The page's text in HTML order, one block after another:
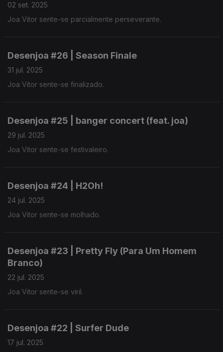
02 set. 2025
Joa Vitor sente-se parcialmente perseverante.
Desenjoa #26 | Season Finale
31 jul. 2025
Joa Vitor sente-se finalizado.
Desenjoa #25 | banger concert (feat. joa)
29 jul. 2025
Joa Vitor sente-se festivaleiro.
Desenjoa #24 | H2Oh!
24 jul. 2025
Joa Vitor sente-se molhado.
Desenjoa #23 | Pretty Fly (Para Um Homem
Branco)
22 jul. 2025
Joa Vitor sente-se viril.
Desenjoa #22 | Surfer Dude
17 jul. 2025